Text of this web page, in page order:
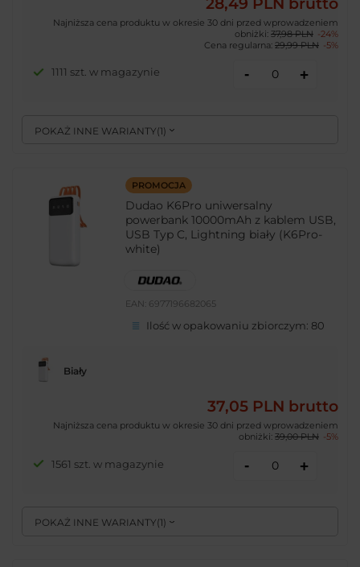
POKAŻ INNE WARIANTY( 1)
Najniższa cena produktu w okresie 30 dni przed wprowadzeniem
obniżki: 37,98 PLN -24%
Cena regularna: 29,99 PLN -5%
1111 szt. w magazynie - +
PROMOCJA
Dudao K6Pro uniwersalny
powerbank 10000mAh z kablem USB,
USB Typ C, Lightning biały (K6Pro-
white)
EAN: 6977196682065
Ilość w opakowaniu zbiorczym: 80
POKAŻ INNE WARIANTY( 1)
Biały
37,05 PLN brutto
Najniższa cena produktu w okresie 30 dni przed wprowadzeniem
obniżki: 39,00 PLN -5%
1561 szt. w magazynie - +